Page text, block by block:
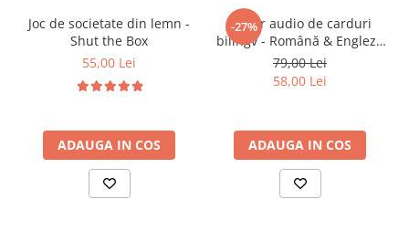
Oferă satisfacția rezolvării de mici provocări
Susține dialogul și învățarea în familie
Ideal pentru:
Copii3 ani +
Activități educative acasă sau la grădiniță
Dezvoltarea abilităților matematice timpurii
Jocuri de sortare și numărare
Joc de societate din lemn -
Shut the Box
55,00 Lei
ADAUGA IN COS
-27%
Cititor audio de carduri
bilingv - Română & Engleză
Albastru (224 carduri / 448
cuvinte)
79,00 Lei
58,00 Lei
ADAUGA IN COS